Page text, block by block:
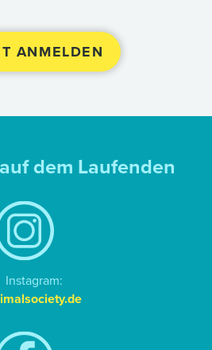
dem Laufenden
Instagram: